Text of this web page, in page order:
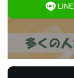
LINE